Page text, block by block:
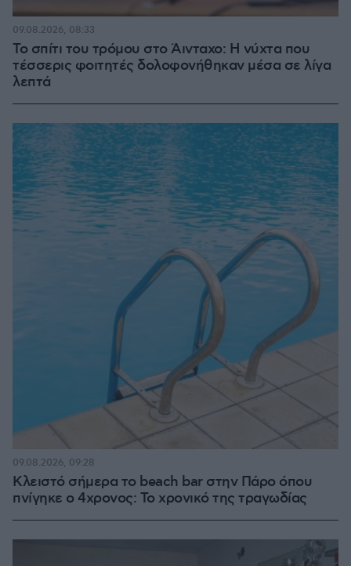
Το σπίτι του τρόμου στο Άινταχο: Η νύχτα που
τέσσερις φοιτητές δολοφονήθηκαν μέσα σε λίγα
λεπτά
09.08.2026, 08:33
Κλειστό σήμερα το beach bar στην Πάρο όπου
πνίγηκε ο 4χρονος: Το χρονικό της τραγωδίας
09.08.2026, 09:28